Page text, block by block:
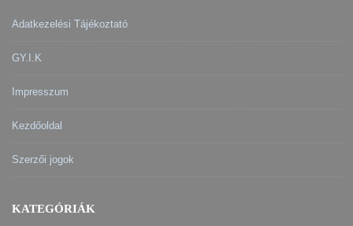
Adatkezelési Tájékoztató
GY.I.K
Impresszum
Kezdőoldal
Szerzői jogok
KATEGÓRIÁK